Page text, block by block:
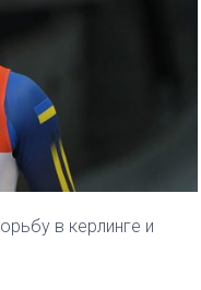
в керлинге и